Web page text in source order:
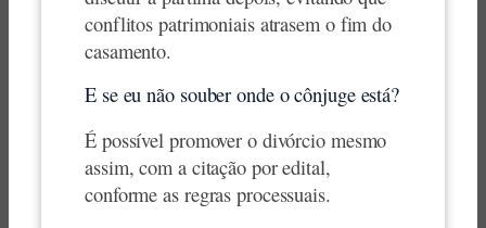
conflitos patrimoniais atrasem o fim do
casamento.
E se eu não souber onde o cônjuge está?
É possível promover o divórcio mesmo
assim, com a citação por edital,
conforme as regras processuais.